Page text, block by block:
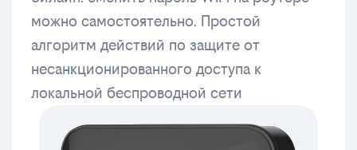
можно самостоятельно. Простой
алгоритм действий по защите от
несанкционированного доступа к
локальной беспроводной сети